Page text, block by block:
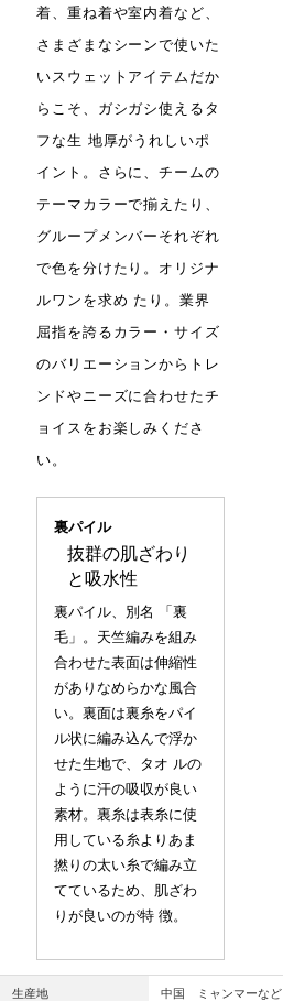
着、重ね着や室内着など、
さまざまなシーンで使いた
いスウェットアイテムだか
らこそ、ガシガシ使えるタ
フな生 地厚がうれしいポ
イント。さらに、チームの
テーマカラーで揃えたり、
グループメンバーそれぞれ
で色を分けたり。オリジナ
ルワンを求め たり。業界
屈指を誇るカラー・サイズ
のバリエーションからトレ
ンドやニーズに合わせたチ
ョイスをお楽しみくださ
い。
裏パイル
抜群の肌ざわり
と吸水性
裏パイル、別名 「裏
毛」。天竺編みを組み
合わせた表面は伸縮性
がありなめらかな風合
い。裏面は裏糸をパイ
ル状に編み込んで浮か
せた生地で、タオ ルの
ように汗の吸収が良い
素材。裏糸は表糸に使
用している糸よりあま
撚りの太い糸で編み立
てているため、肌ざわ
りが良いのが特 徴。
生産地 中国 ミャンマーなど